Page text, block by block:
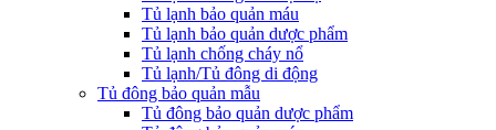
Tủ lạnh bảo quản máu
Tủ lạnh bảo quản dược phẩm
Tủ lạnh chống cháy nổ
Tủ lạnh/Tủ đông di động
Tủ đông bảo quản mẫu
Tủ đông bảo quản dược phẩm